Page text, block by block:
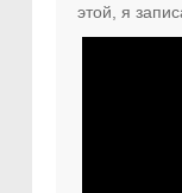
этой, я